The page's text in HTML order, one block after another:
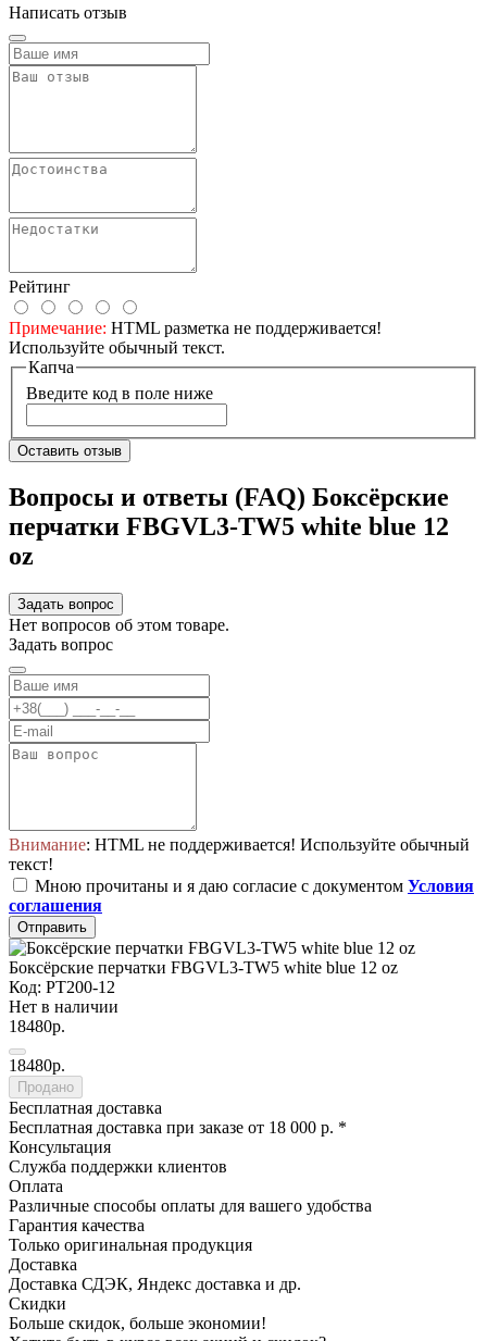
Написать отзыв
Рейтинг
Примечание: HTML разметка не поддерживается!
Используйте обычный текст.
Капча
Введите код в поле ниже
Оставить отзыв
Вопросы и ответы (FAQ) Боксёрские
перчатки FBGVL3-TW5 white blue 12
oz
Задать вопрос
Нет вопросов об этом товаре.
Задать вопрос
Внимание: HTML не поддерживается! Используйте обычный
текст!
Мною прочитаны и я даю согласие с документом Условия
соглашения
Отправить
Боксёрские перчатки FBGVL3-TW5 white blue 12 oz
Код: PT200-12
Нет в наличии
18480р.
18480р.
Продано
Бесплатная доставка
Бесплатная доставка при заказе от 18 000 р. *
Консультация
Служба поддержки клиентов
Оплата
Различные способы оплаты для вашего удобства
Гарантия качества
Только оригинальная продукция
Доставка
Доставка СДЭК, Яндекс доставка и др.
Скидки
Больше скидок, больше экономии!